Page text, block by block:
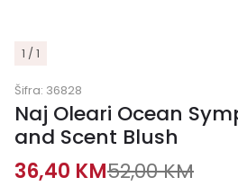
1 / 1
Šifra: 36828
Naj Oleari Ocean
and Scent Blush
36,40 KM52,00KM